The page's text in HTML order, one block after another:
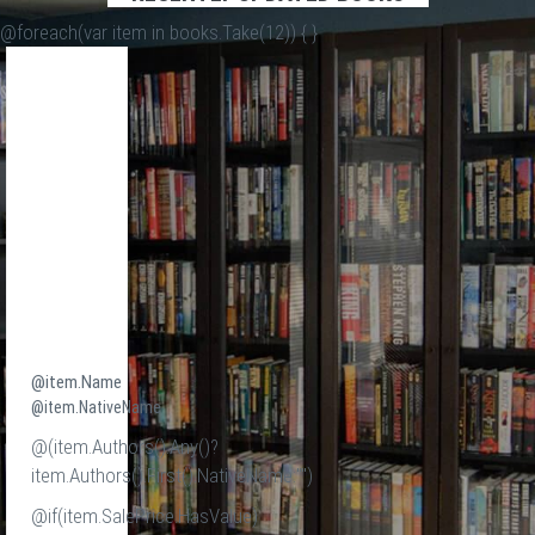
@foreach(var item in books.Take(12)) {}
@item.Name
@item.NativeName
@(item.Authors().Any()?
item.Authors().First().NativeName:"")
@if(item.SalePrice.HasValue)